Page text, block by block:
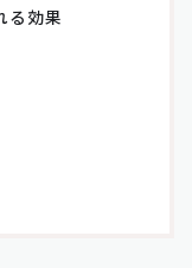
る効果